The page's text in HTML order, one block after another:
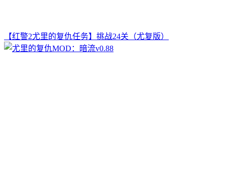
【红警2尤里的复仇任务】挑战24关（尤复版）